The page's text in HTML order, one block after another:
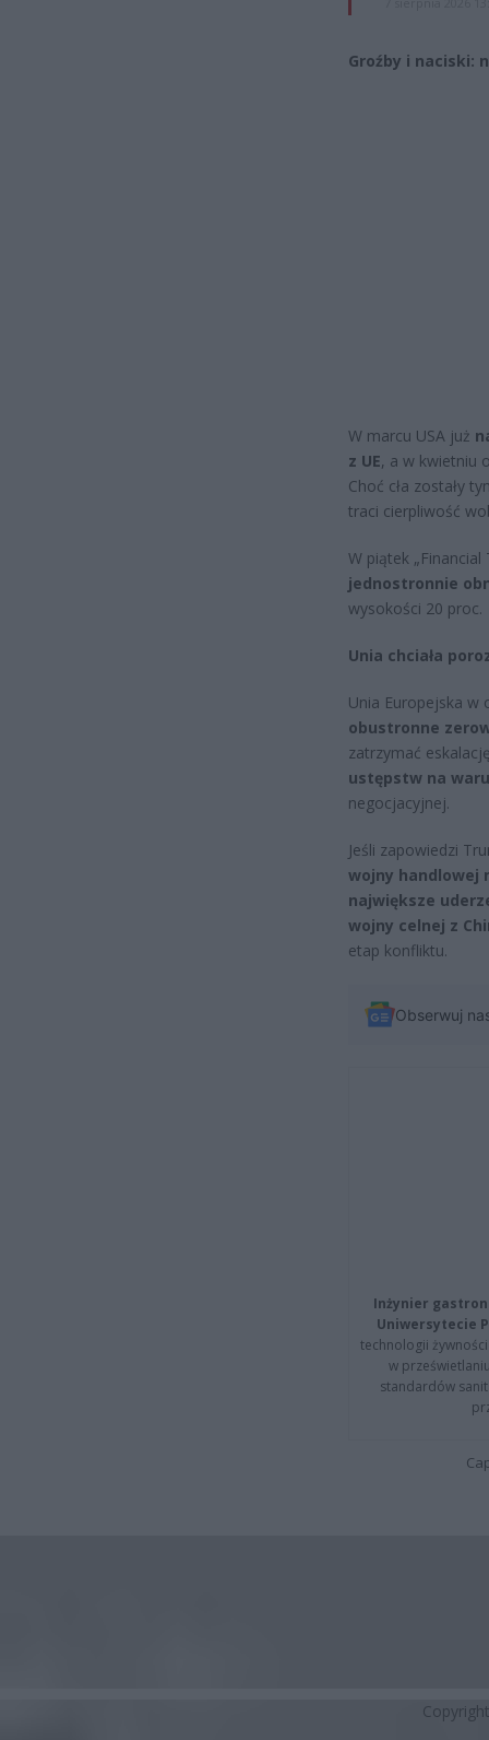
Groźby i naciski:
W marcu USA już
z UE, a w kwietniu
Choć cła zostały
traci cierpliwość
W piątek
jednostronnie
wysokości 20 proc.
Unia chciała
Unia Europejska w
obustronne
zatrzymać
ustępstw na
negocjacyjnej.
Jeśli zapowiedzi
wojny handlowej
największe
wojny celnej z
etap konfliktu.
Obserwuj
Inżynier
Uniwersytecie
technologii
w
standardów